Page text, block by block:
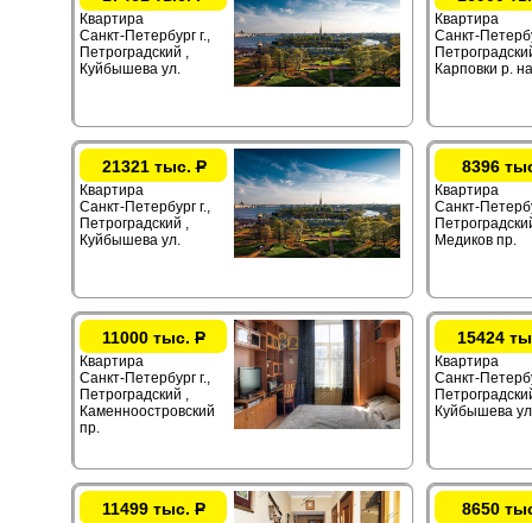
Квартира
Санкт-Петербург г.,
Петроградский ,
Куйбышева ул.
Квартира
Санкт-
Карповки р.
21321 тыс.Р
Квартира
Санкт-Петербург г.,
Петроградский ,
Куйбышева ул.
8396
Квартира
Санкт-
Медиков пр.
11000 тыс. Р
Квартира
Санкт-Петербург г.,
Петроградский ,
Каменноостровский
пр.
15424
Квартира
Санкт-
Куйбышева
11499 тыс. Р 8650